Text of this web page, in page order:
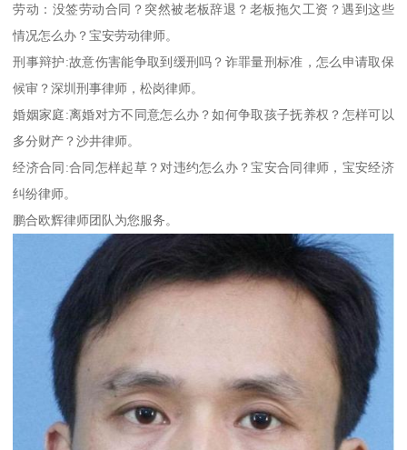
劳动：没签劳动合同？突然被老板辞退？老板拖欠工资？遇到这些
情况怎么办？宝安劳动律师。
刑事辩护:故意伤害能争取到缓刑吗？诈罪量刑标准，怎么申请取保
候审？深圳刑事律师，松岗律师。
婚姻家庭:离婚对方不同意怎么办？如何争取孩子抚养权？怎样可以
多分财产？沙井律师。
经济合同:合同怎样起草？对违约怎么办？宝安合同律师，宝安经济
纠纷律师。
鹏合欧辉律师团队为您服务。